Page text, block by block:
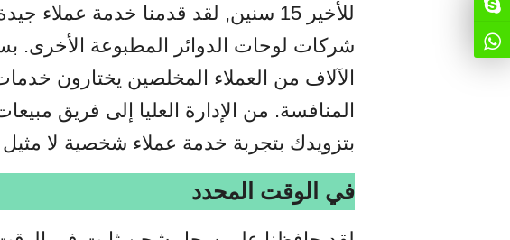
للأخير 15 سنين, لقد قدمنا ​​خدمة
شركات لوحات الدوائر المطبوعة الأخرى.
الآلاف من العملاء المخلصين يختارون
المنافسة. من الإدارة العليا إلى فريق
بتزويدك بتجربة خدمة عملاء شخصية لا مثيل
في الوقت المحدد